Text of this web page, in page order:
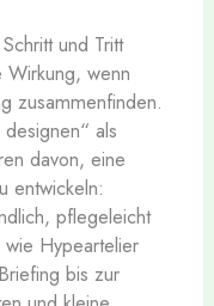
und Tritt
wenn
zusammenfinden.
als
davon, eine
entwickeln:
pflegeleicht
Hypeartelier
bis zur